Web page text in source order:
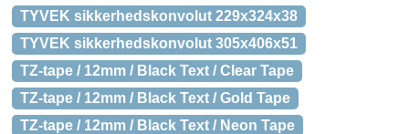
TYVEK sikkerhedskonvolut 229x324x38
TYVEK sikkerhedskonvolut 305x406x51
TZ-tape / 12mm / Black Text / Clear Tape
TZ-tape / 12mm / Black Text / Gold Tape
TZ-tape / 12mm / Black Text / Neon Tape